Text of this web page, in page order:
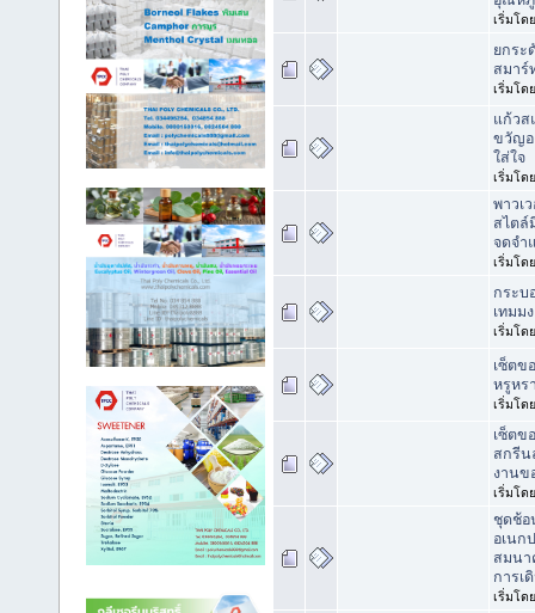
เริ่มโด
ยกระ
สมาร์
เริ่มโด
แก้วส
ขวัญอ
ใส่ใจ
เริ่มโด
พาวเ
สไตล์
จดจำ
เริ่มโด
กระบ
เทมม
เริ่มโด
เซ็ตข
หรูหร
เริ่มโด
เซ็ตข
สกรีน
งาน
เริ่มโด
ชุดช้อ
อเนก
สมน
การเ
เริ่มโด